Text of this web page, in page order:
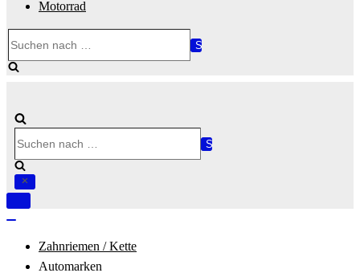
Motorrad
nach …
nach …
Navigation
Zahnriemen / Kette
Automarken